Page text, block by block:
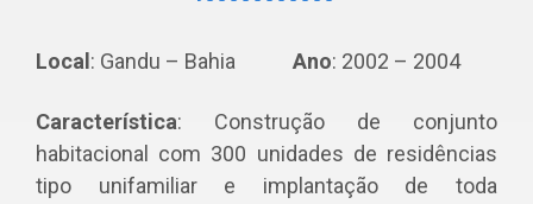
Local : Gandu – Bahia Ano: 2002 – 2004
Característica: Construção de conjunto
habitacional com 300 unidades de residências
tipo unifamiliar e implantação de toda